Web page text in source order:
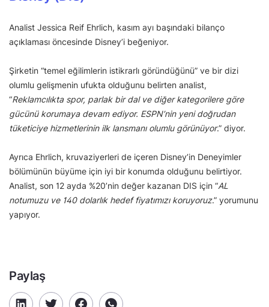
Analist Jessica Reif Ehrlich, kasım ayı başındaki bilanço
açıklaması öncesinde Disney’i beğeniyor.
Şirketin “temel eğilimlerin istikrarlı göründüğünü” ve bir dizi
olumlu gelişmenin ufukta olduğunu belirten analist,
“Reklamcılıkta spor, parlak bir dal ve diğer kategorilere göre
gücünü korumaya devam ediyor. ESPN’nin yeni doğrudan
tüketiciye hizmetlerinin ilk lansmanı olumlu görünüyor.” diyor.
Ayrıca Ehrlich, kruvaziyerleri de içeren Disney’in Deneyimler
bölümünün büyüme için iyi bir konumda olduğunu belirtiyor.
Analist, son 12 ayda %20’nin değer kazanan DIS için “AL
notumuzu ve 140 dolarlık hedef fiyatımızı koruyoruz.” yorumunu
yapıyor.
Paylaş